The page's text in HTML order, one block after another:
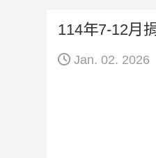
114年7-12月
Jan. 02. 2026